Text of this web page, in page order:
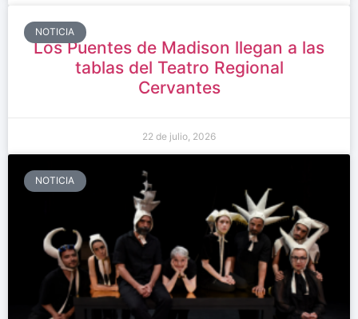
NOTICIA
Los Puentes de Madison llegan a las
tablas del Teatro Regional
Cervantes
22 de julio, 2026
NOTICIA